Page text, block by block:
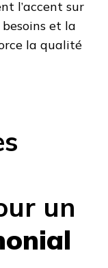
l’accent sur
besoins et la
la qualité
un